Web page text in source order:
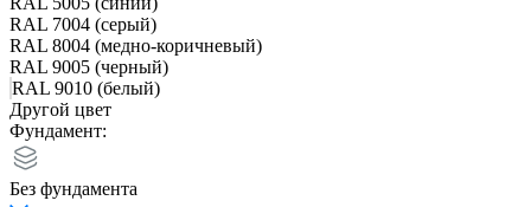
RAL 7004 (серый)
RAL 8004 (медно-коричневый)
RAL 9005 (черный)
RAL 9010 (белый)
Другой цвет
Фундамент:
Без фундамента